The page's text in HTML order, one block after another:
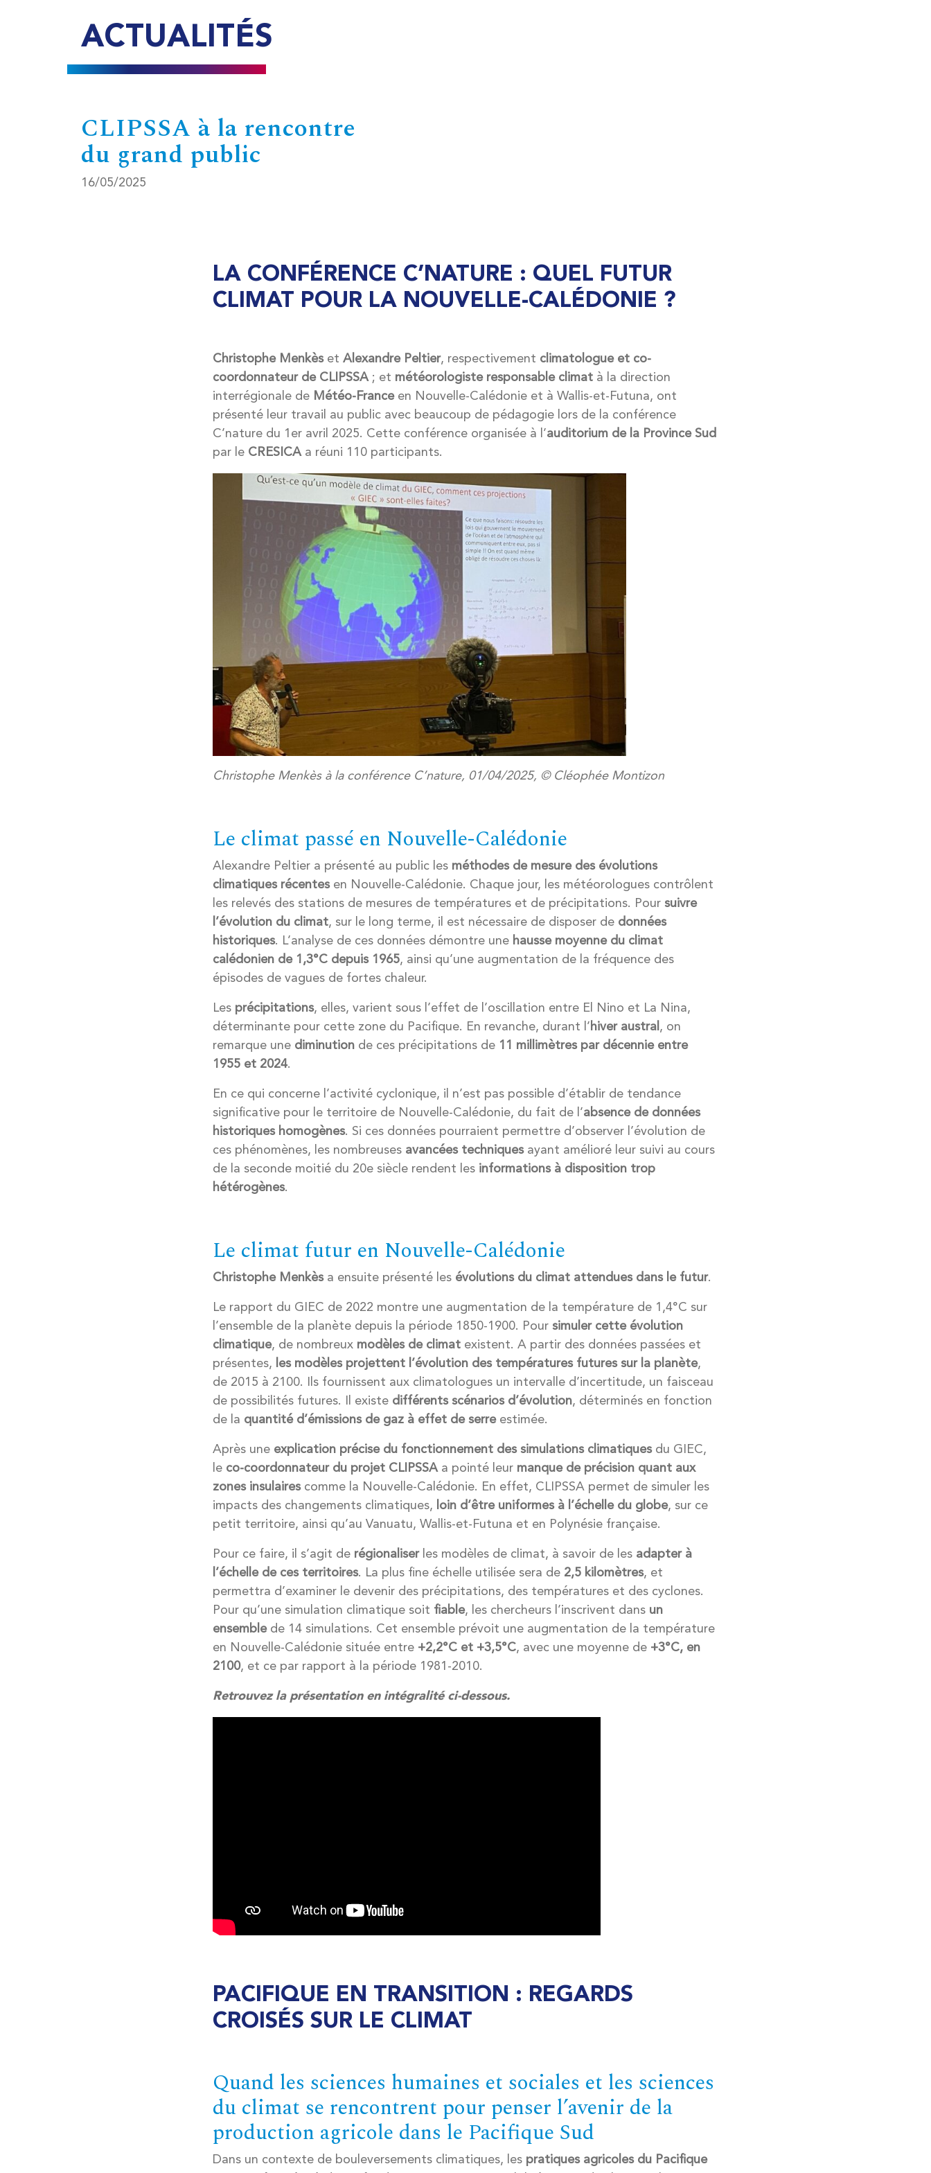
ACTUALITÉS
CLIPSSA à la rencontre
du grand public
16/05/2025
LA CONFÉRENCE C’NATURE : QUEL FUTUR
CLIMAT POUR LA NOUVELLE-CALÉDONIE ?
Christophe Menkèset Alexandre Peltier, respectivement climatologue et co-
coordonnateur de CLIPSSA; et météorologiste responsable climat à la direction
interrégionale de Météo-Franceen Nouvelle-Calédonie et à Wallis-et-Futuna, ont
présenté leur travail au public avec beaucoup de pédagogie lors de la conférence
C’nature du 1er avril 2025. Cette conférence organisée à l’auditorium de la Province Sud
par le CRESICA a réuni 110 participants.
Christophe Menkès à la conférence C’nature, 01/04/2025, © Cléophée Montizon
Le climat passé en Nouvelle-Calédonie
Alexandre Peltier a présenté au public les méthodes de mesure des évolutions
climatiques récentesen Nouvelle-Calédonie. Chaque jour, les météorologues contrôlent
les relevés des stations de mesures de températures et de précipitations. Pour suivre
l’évolution du climat, sur le long terme, il est nécessaire de disposer de données
historiques. L’analyse de ces données démontre une hausse moyenne du climat
calédonien de 1,3°C depuis 1965, ainsi qu’une augmentation de la fréquence des
épisodes de vagues de fortes chaleur.
Les précipitations, elles, varient sous l’effet de l’oscillation entre El Nino et La Nina,
déterminante pour cette zone du Pacifique. En revanche, durant l’ hiver austral , on
remarque une diminution de ces précipitations de 11 millimètres par décennie entre
1955 et 2024.
En ce qui concerne l’activité cyclonique, il n’est pas possible d’établir de tendance
significative pour le territoire de Nouvelle-Calédonie, du fait de l’absence de données
historiques homogènes. Si ces données pourraient permettre d’observer l’évolution de
ces phénomènes, les nombreuses avancées techniquesayant amélioré leur suivi au cours
de la seconde moitié du 20e siècle rendent les informations à disposition trop
hétérogènes.
Le climat futur en Nouvelle-Calédonie
Christophe Menkèsa ensuite présenté les évolutions du climat attendues dans le futur.
Le rapport du GIEC de 2022 montre une augmentation de la température de 1,4°C sur
l’ensemble de la planète depuis la période 1850-1900. Pour simuler cette évolution
climatique, de nombreux modèles de climat existent. A partir des données passées et
présentes,
les modèles projettent l’évolution des températures futures sur la planète,
de 2015 à 2100. Ils fournissent aux climatologues un intervalle d’incertitude, un faisceau
de possibilités futures. Il existe différents scénarios d’évolution, déterminés en fonction
de la quantité d’émissions de gaz à effet de serreestimée.
Après une explication précise du fonctionnement des simulations climatiques du GIEC,
le co-coordonnateur du projet CLIPSSA a pointé leur manque de précision quant aux
zones insulairescomme la Nouvelle-Calédonie. En effet, CLIPSSA permet de simuler les
impacts des changements climatiques,
loin d’être uniformes à l’échelle du globe, sur ce
petit territoire, ainsi qu’au Vanuatu, Wallis-et-Futuna et en Polynésie française.
Pour ce faire, il s’agit de régionaliserles modèles de climat, à savoir de les adapter à
l’échelle de ces territoires. La plus fine échelle utilisée sera de 2,5 kilomètres, et
permettra d’examiner le devenir des précipitations, des températures et des cyclones.
Pour qu’une simulation climatique soit fiable, les chercheurs l’inscrivent dans un
ensemblede 14 simulations. Cet ensemble prévoit une augmentation de la température
en Nouvelle-Calédonie située entre +2,2°C et +3,5°C, avec une moyenne de +3°C, en
2100, et ce par rapport à la période 1981-2010.
Retrouvez la présentation en intégralité ci-dessous.
PACIFIQUE EN TRANSITION : REGARDS
CROISÉS SUR LE CLIMAT
Quand les sciences humaines et sociales et les sciences
du climat se rencontrent pour penser l’avenir de la
production agricole dans le Pacifique Sud
Dans un contexte de bouleversements climatiques, les pratiques agricoles du Pacifique